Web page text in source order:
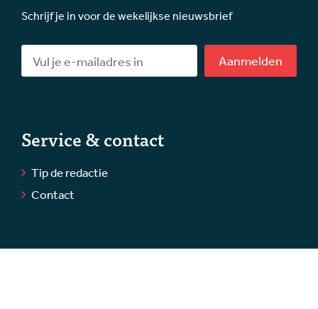
Schrijf je in voor de wekelijkse nieuwsbrief
Aanmelden
Service & contact
Tip de redactie
Contact